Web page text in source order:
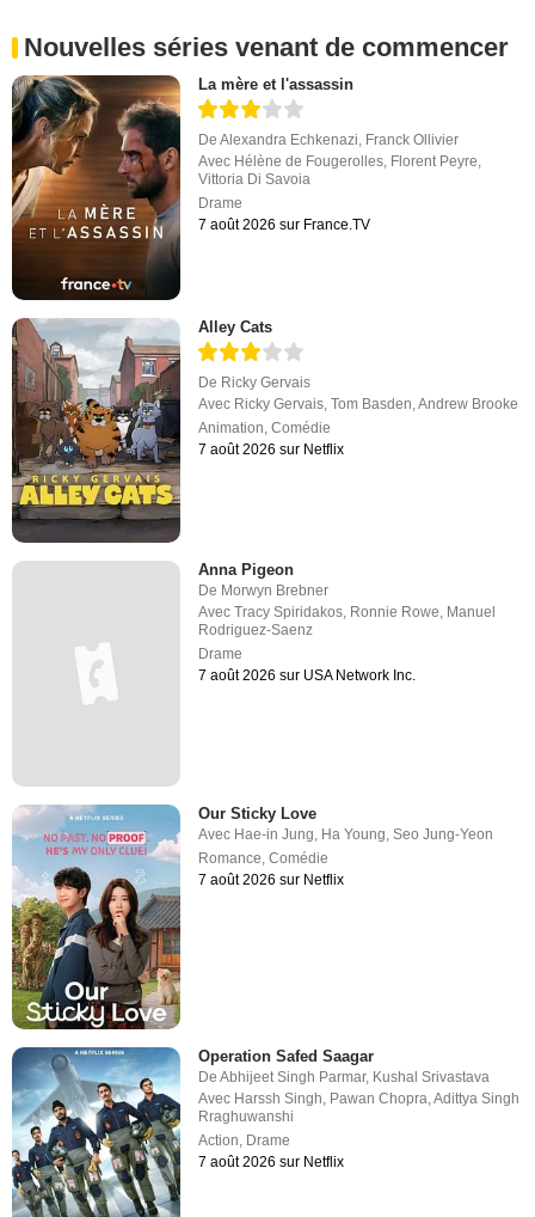
Nouvelles séries venant de commencer
La mère et l'assassin
DeAlexandra Echkenazi, Franck Ollivier
Avec Hélène de Fougerolles, Florent Peyre,
Vittoria Di Savoia
Drame
7 août 2026 sur France.TV
Alley Cats
De Ricky Gervais
Avec Ricky Gervais,Tom Basden,Andrew Brooke
Animation,Comédie
7 août 2026 sur Netflix
Anna Pigeon
De Morwyn Brebner
AvecTracy Spiridakos, Ronnie Rowe, Manuel
Rodriguez-Saenz
Drame
7 août 2026 sur USA Network Inc.
Our Sticky Love
Avec Hae-in Jung Ha Young ,Seo Jung-Yeon
Romance ,Comédie
7 août 2026 sur Netflix
Operation Safed Saagar
DeAbhijeet Singh Parmar, Kushal Srivastava
Avec Harssh Singh, Pawan Chopra,Adittya Singh
Rraghuwanshi
Action, Drame
7 août 2026 sur Netflix